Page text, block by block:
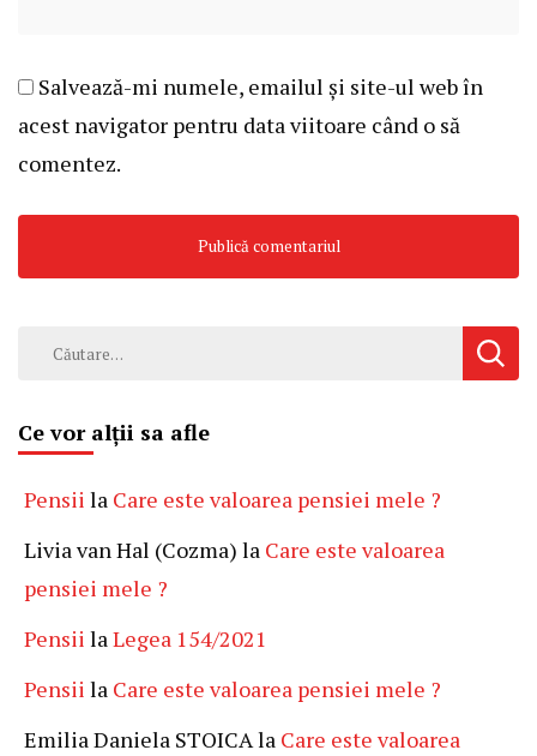
Salvează-mi numele, emailul și site-ul web în
acest navigator pentru data viitoare când o să
comentez.
Caută
Ce vor alții sa afle
Pensii la Care este valoarea pensiei mele ?
Livia van Hal (Cozma) la Care este valoarea
pensiei mele ?
Pensii laLegea 154/2021
Pensii la Care este valoarea pensiei mele ?
Emilia Daniela STOICAla Care este valoarea